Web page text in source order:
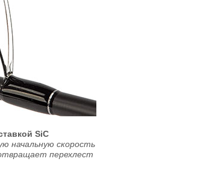
SiC
начальную скорость
перехлест